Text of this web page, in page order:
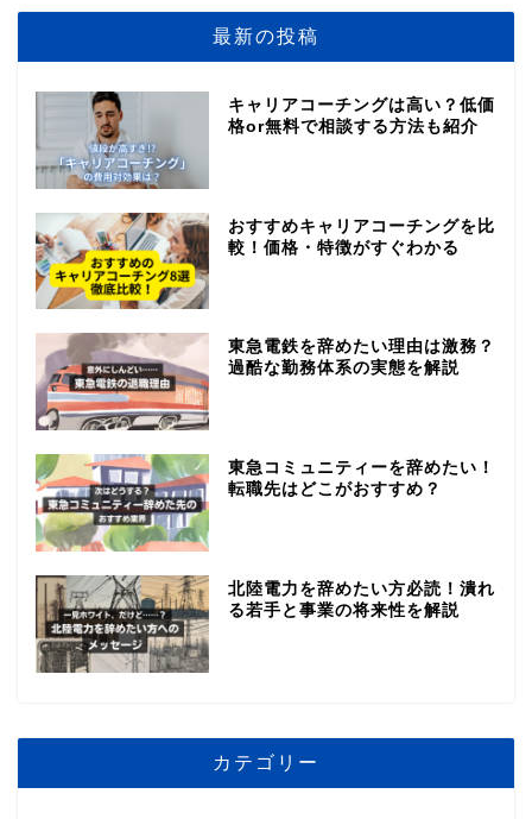
最新の投稿
キャリアコーチングは高い？低価
格or無料で相談する方法も紹介
おすすめキャリアコーチングを比
較！価格・特徴がすぐわかる
東急電鉄を辞めたい理由は激務？
過酷な勤務体系の実態を解説
東急コミュニティーを辞めたい！
転職先はどこがおすすめ？
北陸電力を辞めたい方必読！潰れ
る若手と事業の将来性を解説
カテゴリー